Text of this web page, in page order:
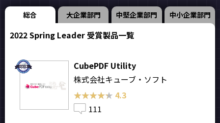
総合 大企業部門 中堅企業部門 中小企業部門
2022 Spring Leader 受賞製品一覧
CubePDF Utility
株式会社キューブ・ソフト
★★★★★
★★★★★ 4.3
111